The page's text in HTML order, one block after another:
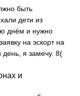
быть
дети из
днём и нужно
на эскорт на
день, я замечу. 8(
и